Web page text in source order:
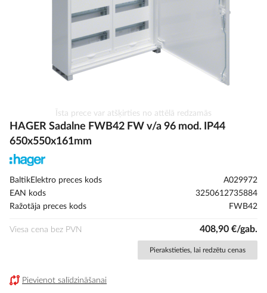
uz
galerijas
Īsta prece var atšķirties no attēlā redzamās
HAGER Sadalne FWB42 FW v/a 96 mod. IP44
650x550x161mm
BaltikElektro preces kods
A029972
EAN kods
3250612735884
Ražotāja preces kods
FWB42
Viesa cena bez PVN 408,90 €/gab.
Pierakstieties, lai redzētu cenas
Pievienot salīdzināšanai